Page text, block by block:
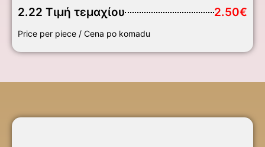
2.22 Τιμή τεμαχίου 2.50€
Price per piece / Cena po komadu